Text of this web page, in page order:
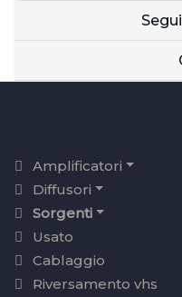
Amplificatori
Diffusori
Sorgenti
Usato
Cablaggio
Riversamento vhs